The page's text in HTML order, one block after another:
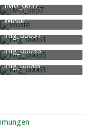
IMG_0657
Kinman-26. Juli 2018
46.217
Wüste
RiaStarchild-9. Januar
39.532
img_00051
Kinman-9. Januar 2018
16.749
img_00055
Kinman-9. Januar 2018
16.359
img_00063
Kinman-9. Januar 2018